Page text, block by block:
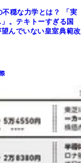
穏な力学とは？ 「実
。テキトーすぎる国
んでいない皇室典範改